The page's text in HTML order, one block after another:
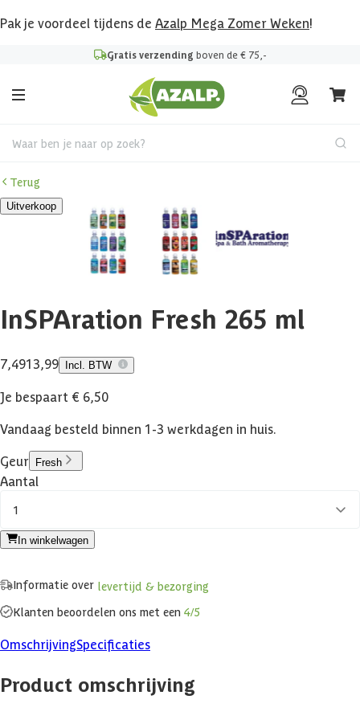
Pak je voordeel tijdens de Azalp Mega Zomer Weken!
Gratis verzending boven de € 75,-
Waar ben je naar op zoek?
Terug
Uitverkoop
InSPAration Fresh 265 ml
7,4913,99 Incl. BTW
Je bespaart € 6,50
Vandaag besteld binnen 1-3 werkdagen in huis.
Geur
Fresh
Aantal
1
In winkelwagen
Informatie over levertijd & bezorging
Klanten beoordelen ons met een 4/5
OmschrijvingSpecificaties
Product omschrijving